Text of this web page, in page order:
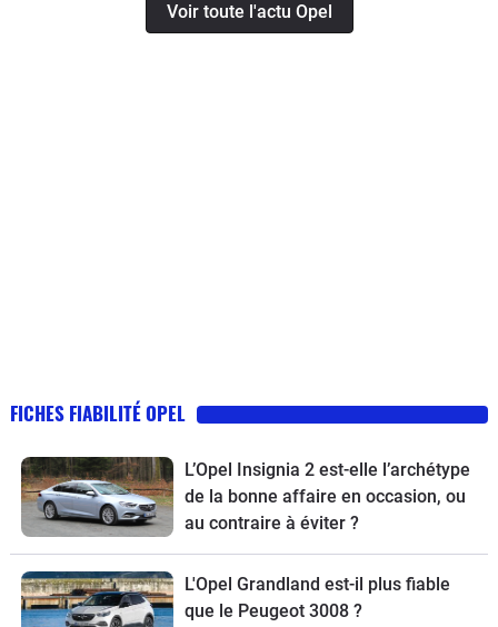
Voir toute l'actu Opel
FICHES FIABILITÉ OPEL
L’Opel Insignia 2 est-elle l’archétype
de la bonne affaire en occasion, ou
au contraire à éviter ?
L'Opel Grandland est-il plus fiable
que le Peugeot 3008 ?